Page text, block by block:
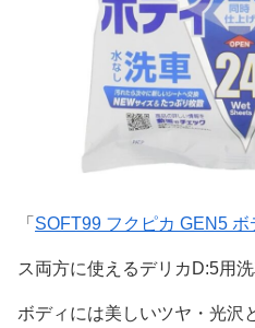
「 SOFT99 フクピカ GEN5 ボ
ス両方に使えるデリカD:5用洗
ボディには美しいツヤ・光沢